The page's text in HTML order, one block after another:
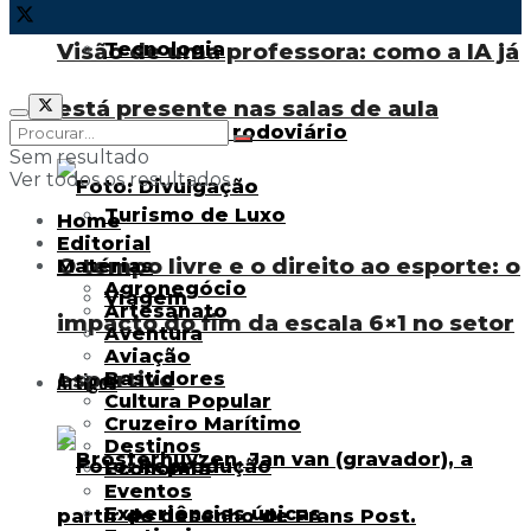
Visão de uma professora: como a IA já
está presente nas salas de aula
O tempo livre e o direito ao esporte: o
impacto do fim da escala 6×1 no setor
esportivo
Tecnologia
Transporte rodoviário
Turismo de Luxo
Viagem
Artigos
Sem resultado
Ver todos os resultados
Home
Editorial
Matérias
Agronegócio
Artesanato
Aventura
Aviação
Bastidores
Cultura Popular
Cruzeiro Marítimo
Destinos
Economia
Eventos
Experiências únicas